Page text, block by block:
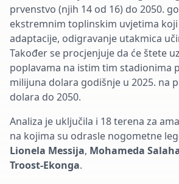
prvenstvo (njih 14 od 16) do 2050.
ekstremnim toplinskim uvjetima
adaptacije, odigravanje utakmica
Također se procjenjuje da će štete
poplavama na istim tim stadionima
milijuna dolara godišnje u 2025. na
dolara do 2050.
Analiza je uključila i 18 terena za
na kojima su odrasle nogometne
Lionela Messija, Mohameda
Troost-Ekonga.